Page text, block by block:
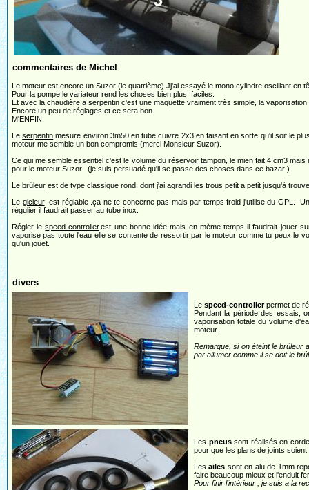
commentaires de Michel
Le moteur est encore un Suzor (le quatrième).Jj'ai essayé le mono cylindre oscillant en
Pour la pompe le variateur rend les choses bien plus faciles.
Et avec la chaudière a serpentin c'est une maquette vraiment très simple, la
Encore un peu de réglages et ce sera bon.
M'ENFIN.
Leserpentin mesure environ 3m50 en tube cuivre 2x3 en faisant en sorte qu'il soit le
moteur me semble un bon compromis (merci Monsieur Suzor).
Ce qui me semble essentiel c'est le volume du réservoir tampon, le mien fait 4 cm3
pour le moteur Suzor. (je suis persuadé qu'il se passe des choses dans ce bazar ).
Le brûleur est de type classique rond, dont j'ai agrandi les trous petit a petit jusqu'à
Le gicleurest réglable .ça ne te concerne pas mais par temps froid j'utilise du GPL.
régulier il faudrait passer au tube inox.
Régler lespeed-controller.est une bonne idée mais en mème temps il faudrait jouer
vaporise pas toute l'eau elle se contente de ressortir par le moteur comme tu peux le
qu'un jouet.
divers
Le speed-controllerpermet de
Pendant la période des essais,
vaporisation totale du volume
moteur.
Remarque, si on éteint le brûleur
par allumer comme il se doit le
Les pneussont réalisés en
pour que les plans de joints
Lesailes sont en alu de 1mm
faire beaucoup mieux et l'enduit
Pour finir l'intérieur , je suis a la